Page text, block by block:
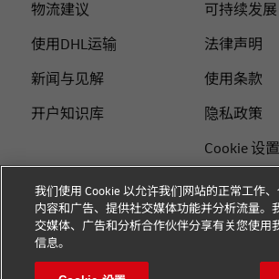
物流建议
使用DHL运输
新闻与见解
开户知识库
可持续发展
法律声明
使用条款
隐私政策
Cookie 设置
站点地图
关注我们
我们使用 Cookie 以允许我们网站的正常工作
内容和广告、提供社交媒体功能并分析流量。
交媒体、广告和分析合作伙伴分享有关您使用
信息。